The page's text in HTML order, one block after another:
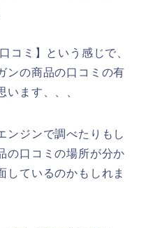
コミ】という感じで、
ンの商品の口コミの有
います、、、
ンジンで調べたりもし
の口コミの場所が分か
しているのかもしれま